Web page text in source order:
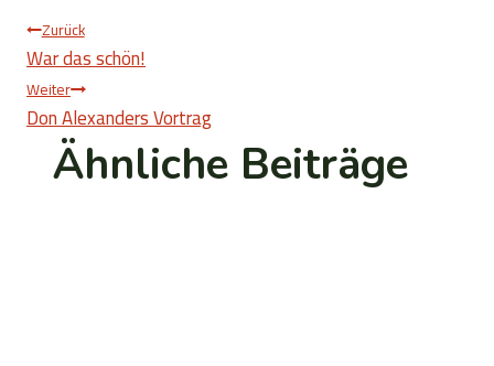
Beitragsnavigation
Zurück
War das schön!
Weiter
Don Alexanders Vortrag
Ähnliche Beiträge